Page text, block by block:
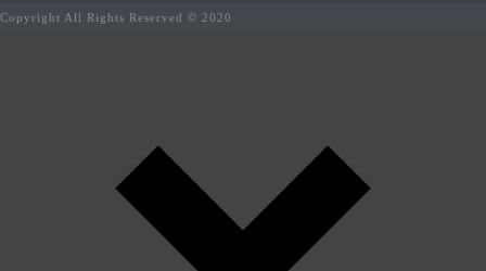
Copyright All Rights Reserved © 2020